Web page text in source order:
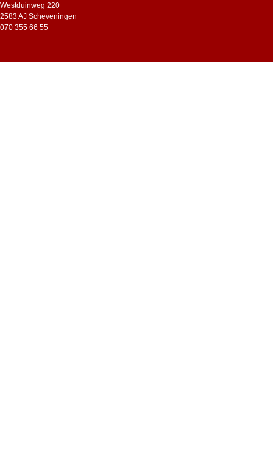
Westduinweg 220
2583 AJ Scheveningen
070 355 66 55